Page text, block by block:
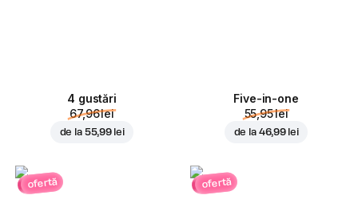
4 gustări
67,96 lei
de la 55,99 lei
Five-in-one
55,95 lei
de la 46,99 lei
ofertă ofertă